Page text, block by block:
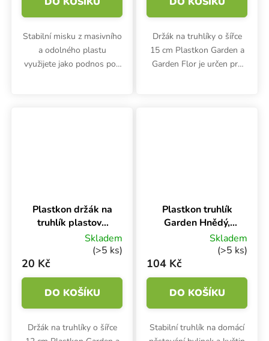
Stabilní misku z masivního
a odolného plastu
využijete jako podnos pod
Držák na truhlíky o šířce
15 cm Plastkon Garden a
Garden Flor je určen pro
Plastkon držák na
truhlík plastový
Universal
Antracit, 12 cm na
Skladem
(>5 ks)
20 Kč
DO KOŠÍKU
Držák na truhlíky o šířce
Plastkon truhlík
Garden Hnědý,
100x17x15 cm
Skladem
(>5 ks)
104 Kč
DO KOŠÍKU
Stabilní truhlík na domácí